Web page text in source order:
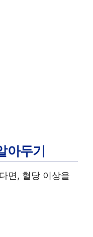
아두기
면, 혈당 이상을